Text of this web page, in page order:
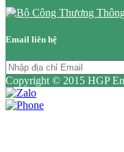
Email liên hệ
Copyright © 2015 HGP